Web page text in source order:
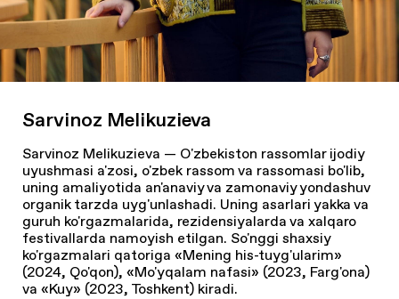
Sarvinoz Melikuzieva
Sarvinoz Melikuzieva — O'zbekiston rassomlar ijodiy
uyushmasi a'zosi, o'zbek rassom va rassomasi bo'lib,
uning amaliyotida an'anaviy va zamonaviy yondashuv
organik tarzda uyg'unlashadi. Uning asarlari yakka va
guruh ko'rgazmalarida, rezidensiyalarda va xalqaro
festivallarda namoyish etilgan. So'nggi shaxsiy
ko'rgazmalari qatoriga «Mening his-tuyg'ularim»
(2024, Qo'qon), «Mo'yqalam nafasi» (2023, Farg'ona)
va «Kuy» (2023, Toshkent) kiradi.